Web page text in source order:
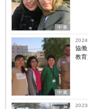
中東
中東
2024
協
教
2023